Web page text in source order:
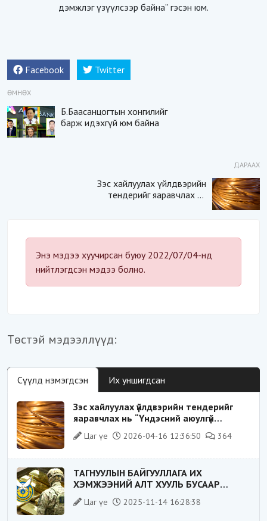
дэмжлэг үзүүлсээр байна” гэсэн юм.
Facebook Twitter
ӨМНӨХ
Б.Баасанцогтын хонгилийг
барж идэхгүй юм байна
ДАРААХ
Зэс хайлуулах үйлдвэрийн
тендерийг яаравчлах нь
Энэ мэдээ хуучирсан буюу 2022/07/04-нд
нийтлэгдсэн мэдээ болно.
Төстэй мэдээллүүд:
Сүүлд нэмэгдсэн Их уншигдсан
Зэс хайлуулах үйлдвэрийн тендерийг
яаравчлах нь “Үндэсний аюулгүй
байдал“-д эрсдэлтэй юу?
Цаг үе 2026-04-16 12:36:50 364
ТАГНУУЛЫН БАЙГУУЛЛАГА ИХ
ХЭМЖЭЭНИЙ АЛТ ХУУЛЬ БУСААР
ХИЛЭЭР ГАРГАХ ГЭЖ БАЙСАН
ҮЙЛДЛИЙГ ТАСЛАН ЗОГСООЛОО
Цаг үе 2025-11-14 16:28:38